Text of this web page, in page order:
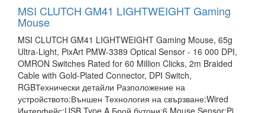
MSI CLUTCH GM41 LIGHTWEIGHT Gaming
Mouse
MSI CLUTCH GM41 LIGHTWEIGHT Gaming Mouse, 65g
Ultra-Light, PixArt PMW-3389 Optical Sensor - 16 000 DPI,
OMRON Switches Rated for 60 Million Clicks, 2m Braided
Cable with Gold-Plated Connector, DPI Switch,
RGBТехнически детайли Разположение на
устройството:Външен Технология на свързване:Wired